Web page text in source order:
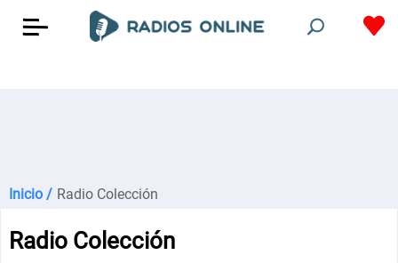
Inicio / Radio Colección
Radio Colección